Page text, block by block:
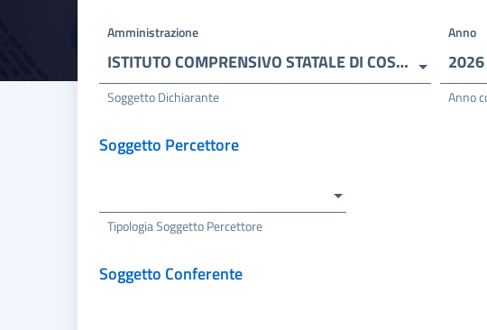
Amministrazione
ISTITUTO COMPRENSIVO STATALE DI COSTA MASNAGA (LC)
Soggetto Dichiarante
Anno
2026
Anno
Soggetto Percettore
Tipologia Soggetto Percettore
Soggetto Conferente